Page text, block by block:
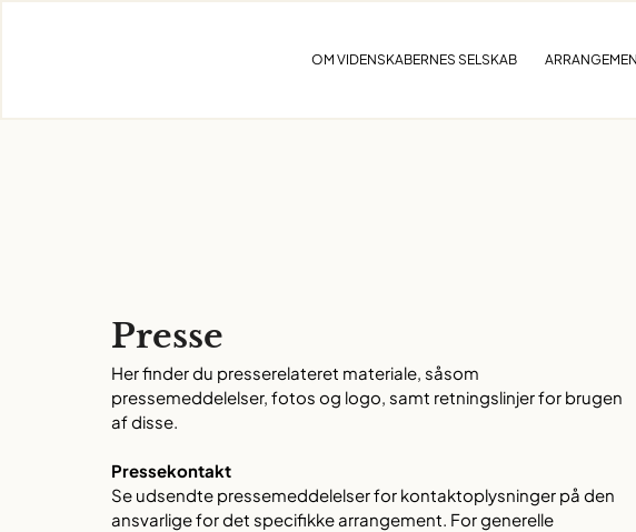
OM VIDENSKABERNES SELSKAB
Presse
Her finder du presserelateret materiale, såsom
pressemeddelelser, fotos og logo, samt retningslinjer for brugen
af disse.
Pressekontakt
Se udsendte pressemeddelelser for kontaktoplysninger på den
ansvarlige for det specifikke arrangement. For generelle